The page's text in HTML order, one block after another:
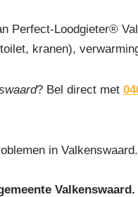
Perfect-Loodgieter®
kranen),
? Bel direct met
in
Valkenswaard.